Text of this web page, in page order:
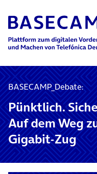
Main Navigation
BASECAMP_Debate:
Pünktlich.
Auf dem Weg
Gigabit-Zug